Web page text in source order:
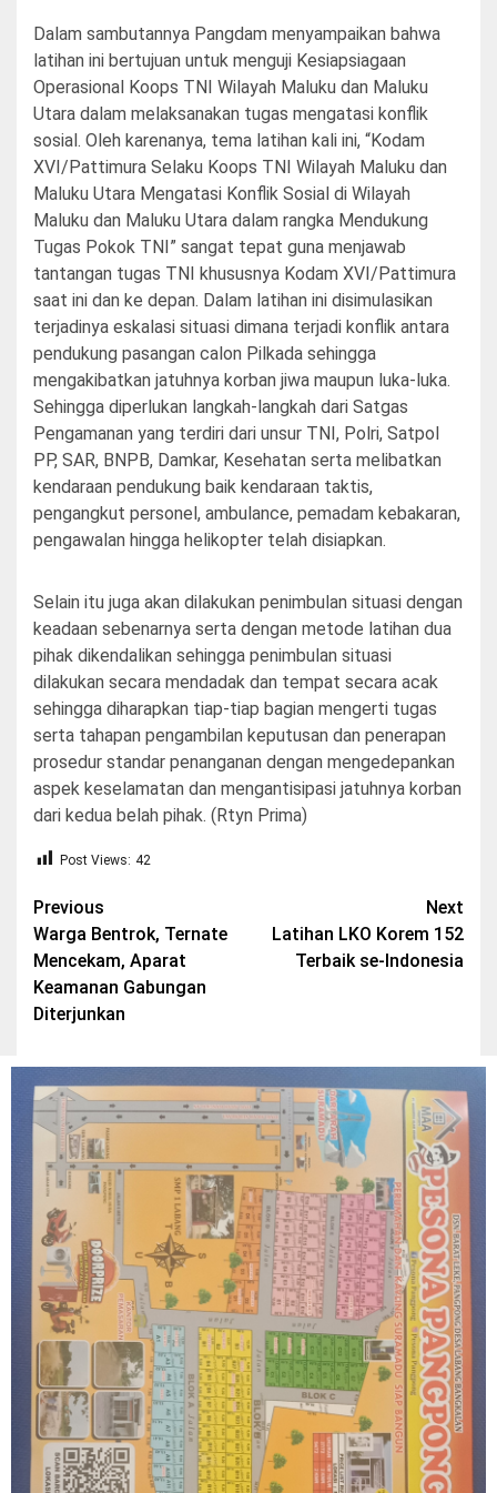
Dalam sambutannya Pangdam menyampaikan bahwa
latihan ini bertujuan untuk menguji Kesiapsiagaan
Operasional Koops TNI Wilayah Maluku dan Maluku
Utara dalam melaksanakan tugas mengatasi konflik
sosial. Oleh karenanya, tema latihan kali ini, “Kodam
XVI/Pattimura Selaku Koops TNI Wilayah Maluku dan
Maluku Utara Mengatasi Konflik Sosial di Wilayah
Maluku dan Maluku Utara dalam rangka Mendukung
Tugas Pokok TNI” sangat tepat guna menjawab
tantangan tugas TNI khususnya Kodam XVI/Pattimura
saat ini dan ke depan. Dalam latihan ini disimulasikan
terjadinya eskalasi situasi dimana terjadi konflik antara
pendukung pasangan calon Pilkada sehingga
mengakibatkan jatuhnya korban jiwa maupun luka-luka.
Sehingga diperlukan langkah-langkah dari Satgas
Pengamanan yang terdiri dari unsur TNI, Polri, Satpol
PP, SAR, BNPB, Damkar, Kesehatan serta melibatkan
kendaraan pendukung baik kendaraan taktis,
pengangkut personel, ambulance, pemadam kebakaran,
pengawalan hingga helikopter telah disiapkan.
Selain itu juga akan dilakukan penimbulan situasi dengan
keadaan sebenarnya serta dengan metode latihan dua
pihak dikendalikan sehingga penimbulan situasi
dilakukan secara mendadak dan tempat secara acak
sehingga diharapkan tiap-tiap bagian mengerti tugas
serta tahapan pengambilan keputusan dan penerapan
prosedur standar penanganan dengan mengedepankan
aspek keselamatan dan mengantisipasi jatuhnya korban
dari kedua belah pihak. (Rtyn Prima)
Post Views: 42
Post
navigation
Previous
Warga Bentrok, Ternate
Mencekam, Aparat
Keamanan Gabungan
Diterjunkan
Next
Latihan LKO Korem 152
Terbaik se-Indonesia